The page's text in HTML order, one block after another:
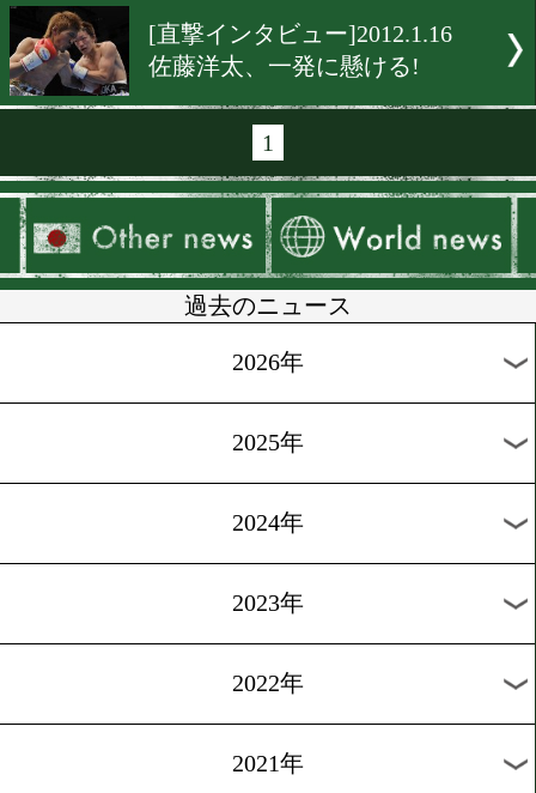
[独占インタビュー
ドネアのトレーナーに直撃
[直撃インタビュー
林徹磨、王座奪取宣言!!
[直撃インタビュー
富樫、統一戦を目指す!!
[直撃インタビュー
佐藤洋太、一発に懸ける!
過去のニュース